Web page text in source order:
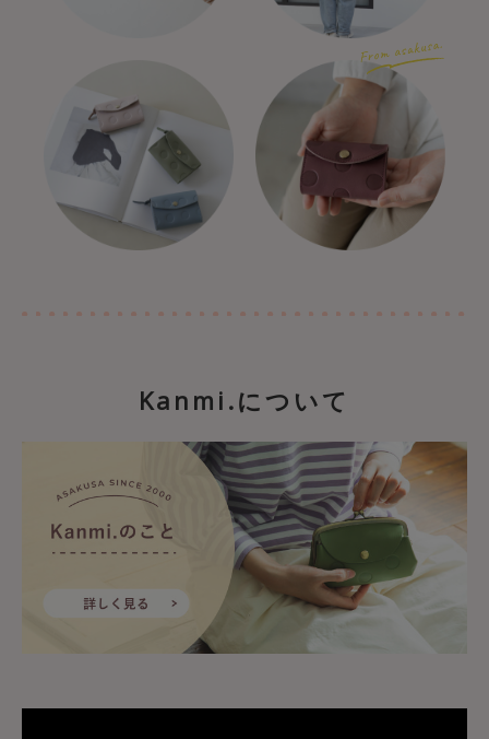
Kanmi.について